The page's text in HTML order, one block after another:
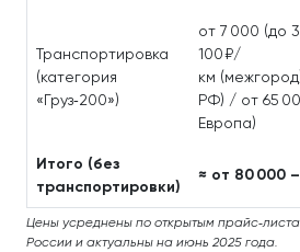
Транспортировка
(категория
«Груз‑200»)
от 7 000 (до
100 ₽/
км
РФ) / от 65
Европа)
Итого (без
транспортировки)
≈ от 80 000
Цены усреднены по открытым
России и актуальны на июнь 2025 года.